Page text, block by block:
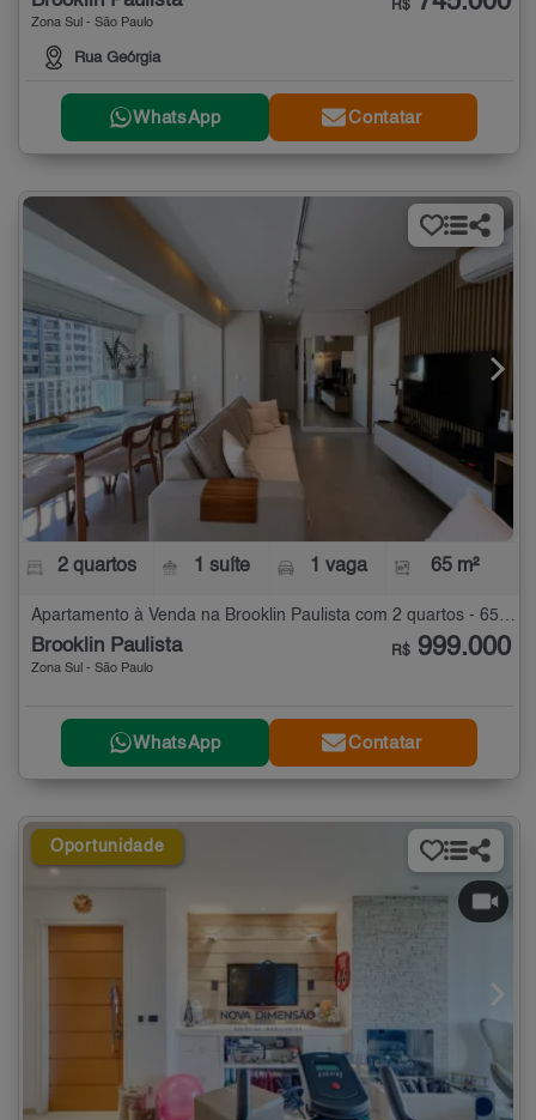
Zona Sul - São Paulo
Rua Geórgia
R$
WhatsApp Contatar
2 quartos 1 suíte 1 vaga 65 m²
Apartamento à Venda na Brooklin Paulista com 2 quartos - 65 m²
Brooklin Paulista
Zona Sul - São Paulo
R$ 999.000
WhatsApp Contatar
Oportunidade